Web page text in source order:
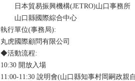
日本貿易振興機構(JETRO)山口事務所
山口縣國際綜合中心
執行單位(事務局):
丸虎國際顧問有限公司
◆活動流程:
10:30 開放入場
11:00-11:30 說明會(山口縣知事村岡嗣政親